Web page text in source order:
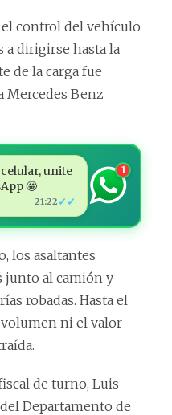
control del vehículo
a dirigirse hasta la
de la carga fue
Mercedes Benz
unite
🤩
21:22 ✓✓
1
los asaltantes
junto al camión y
robadas. Hasta el
ni el valor
de turno, Luis
Departamento de